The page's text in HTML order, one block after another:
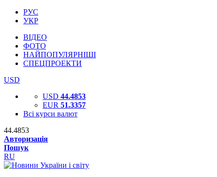
РУС
УКР
ВІДЕО
ФОТО
НАЙПОПУЛЯРНІШІ
СПЕЦПРОЕКТИ
USD
USD 44.4853
EUR 51.3357
Всі курси валют
44.4853
Авторизація
Пошук
RU